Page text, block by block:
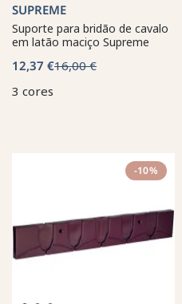
SUPREME
Suporte para bridão de cavalo
em latão maciço Supreme
12,37 €16,00 €
3 cores
-10%